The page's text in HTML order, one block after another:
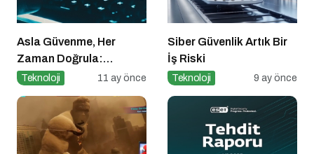
Asla Güvenme, Her
Zaman Doğrula:
Şirketler İçin Parola
Teknoloji 11 ay önce
Siber Güvenlik Artık Bir
İş Riski
Teknoloji 9 ay önce